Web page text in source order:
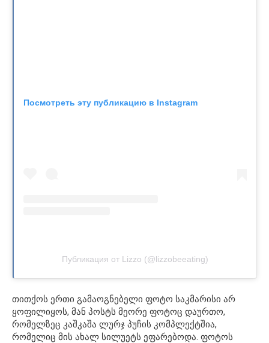
Посмотреть эту публикацию в Instagram
Публикация от Lizzo (@lizzobeeating)
თითქოს ერთი გამაოგნებელი ფოტო საკმარისი არ
ყოფილიყოს, მან პოსტს მეორე ფოტოც დაურთო,
რომელზეც კაშკაშა ლურჯ პუჩის კომპლექტშია,
რომელიც მის ახალ სილუეტს ეფარებოდა. ფოტოს